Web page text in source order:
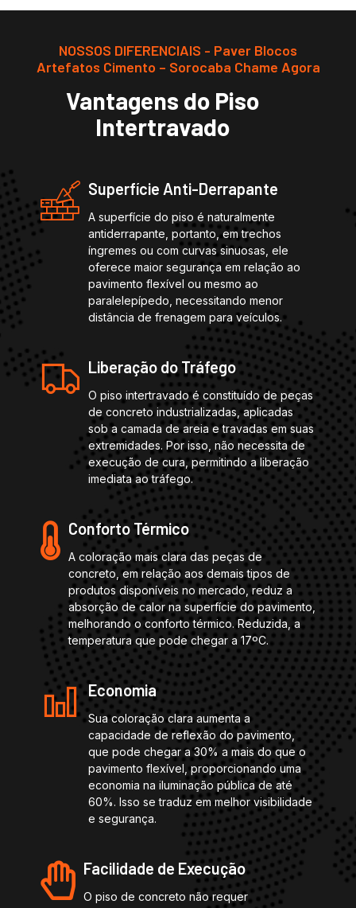
NOSSOS DIFERENCIAIS - Paver Blocos
Artefatos Cimento – Sorocaba Chame Agora
Vantagens do Piso
Intertravado
Superfície Anti-Derrapante
A superfície do piso é naturalmente
antiderrapante, portanto, em trechos
íngremes ou com curvas sinuosas, ele
oferece maior segurança em relação ao
pavimento flexível ou mesmo ao
paralelepípedo, necessitando menor
distância de frenagem para veículos.
Liberação do Tráfego
O piso intertravado é constituído de peças
de concreto industrializadas, aplicadas
sob a camada de areia e travadas em suas
extremidades. Por isso, não necessita de
execução de cura, permitindo a liberação
imediata ao tráfego.
Conforto Térmico
A coloração mais clara das peças de
concreto, em relação aos demais tipos de
produtos disponíveis no mercado, reduz a
absorção de calor na superfície do pavimento,
melhorando o conforto térmico. Reduzida, a
temperatura que pode chegar a 17ºC.
Economia
Sua coloração clara aumenta a
capacidade de reflexão do pavimento,
que pode chegar a 30% a mais do que o
pavimento flexível, proporcionando uma
economia na iluminação pública de até
60%. Isso se traduz em melhor visibilidade
e segurança.
Facilidade de Execução
O piso de concreto não requer